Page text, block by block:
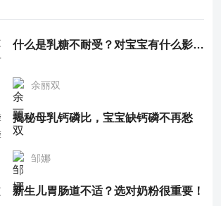
什么是乳糖不耐受？对宝宝有什么影响？
余丽双
揭秘母乳钙磷比，宝宝缺钙磷不再愁
邹娜
新生儿胃肠道不适？选对奶粉很重要！